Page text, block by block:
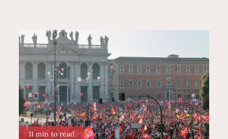
11 min to read